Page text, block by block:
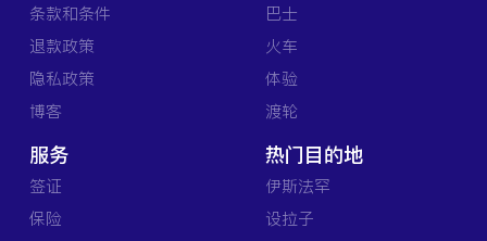
条款和条件
退款政策
隐私政策
博客
巴士
火车
体验
渡轮
服务
签证
保险
热门目的地
伊斯法罕
设拉子